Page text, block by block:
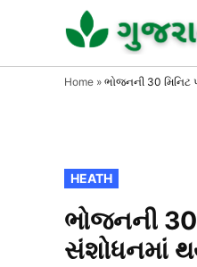
content
Home » ભોજનની 30 મિનિટ
POSTED
IN
HEATH
ભોજનની 30
સંશોધનમાં